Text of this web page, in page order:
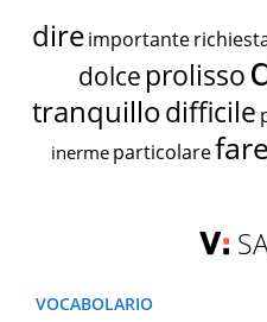
dire importante
dolce prolisso
tranquillodifficile
inerme particolarefare
VOCABOLARIO